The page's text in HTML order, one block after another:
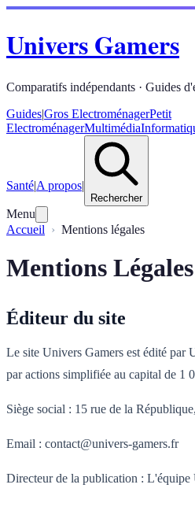
Univers Gamers
Comparatifs indépendants · Guides
Guides|Gros ElectroménagerPetit
ElectroménagerMultimédia
Santé|A propos|
Rechercher
Menu
Accueil
Mentions légales
Mentions Légales
Éditeur du site
Le site Univers Gamers est édité par
par actions simplifiée au capital de 1
Siège social : 15 rue de la
Email : contact@univers-gamers.fr
Directeur de la publication : L'équipe